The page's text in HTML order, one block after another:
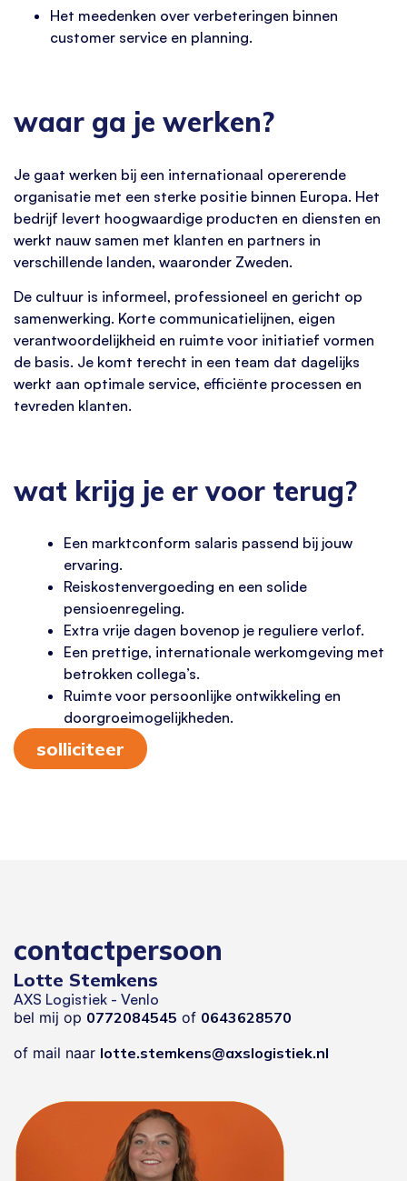
Het meedenken over verbeteringen binnen
customer service en planning.
waar ga je werken?
Je gaat werken bij een internationaal opererende
organisatie met een sterke positie binnen Europa. Het
bedrijf levert hoogwaardige producten en diensten en
werkt nauw samen met klanten en partners in
verschillende landen, waaronder Zweden.
De cultuur is informeel, professioneel en gericht op
samenwerking. Korte communicatielijnen, eigen
verantwoordelijkheid en ruimte voor initiatief vormen
de basis. Je komt terecht in een team dat dagelijks
werkt aan optimale service, efficiënte processen en
tevreden klanten.
wat krijg je er voor terug?
Een marktconform salaris passend bij jouw
ervaring.
Reiskostenvergoeding en een solide
pensioenregeling.
Extra vrije dagen bovenop je reguliere verlof.
Een prettige, internationale werkomgeving met
betrokken collega’s.
Ruimte voor persoonlijke ontwikkeling en
doorgroeimogelijkheden.
solliciteer
contactpersoon
Lotte Stemkens
AXS Logistiek - Venlo
bel mij op 0772084545 of 0643628570
of mail naar lotte.stemkens@axslogistiek.nl